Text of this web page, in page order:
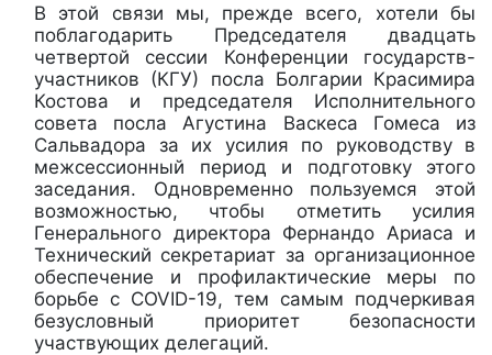
В этой связи мы, прежде всего, хотели бы
поблагодарить Председателя двадцать
четвертой сессии Конференции государств-
участников (КГУ) посла Болгарии Красимира
Костова и председателя Исполнительного
совета посла Агустина Васкеса Гомеса из
Сальвадора за их усилия по руководству в
межсессионный период и подготовку этого
заседания. Одновременно пользуемся этой
возможностью, чтобы отметить усилия
Генерального директора Фернандо Ариаса и
Технический секретариат за организационное
обеспечение и профилактические меры по
борьбе с COVID-19, тем самым подчеркивая
безусловный приоритет безопасности
участвующих делегаций.